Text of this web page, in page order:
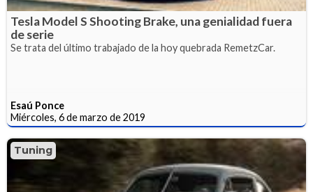
Tesla Model S Shooting Brake, una genialidad fuera
de serie
Se trata del último trabajado de la hoy quebrada RemetzCar.
Esaú Ponce
Miércoles, 6 de marzo de 2019
Tuning